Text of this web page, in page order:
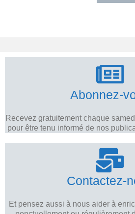
Abonnez-
Recevez gratuitement chaque
pour être tenu informé de nos
Contactez-
Et pensez aussi à nous aider à